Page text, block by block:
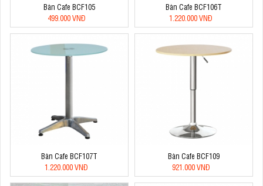
Bàn Cafe BCF105
499.000 VNĐ
Bàn Cafe BCF106T
1.220.000 VNĐ
Bàn Cafe BCF107T
1.220.000 VNĐ
Bàn Cafe BCF109
921.000 VNĐ